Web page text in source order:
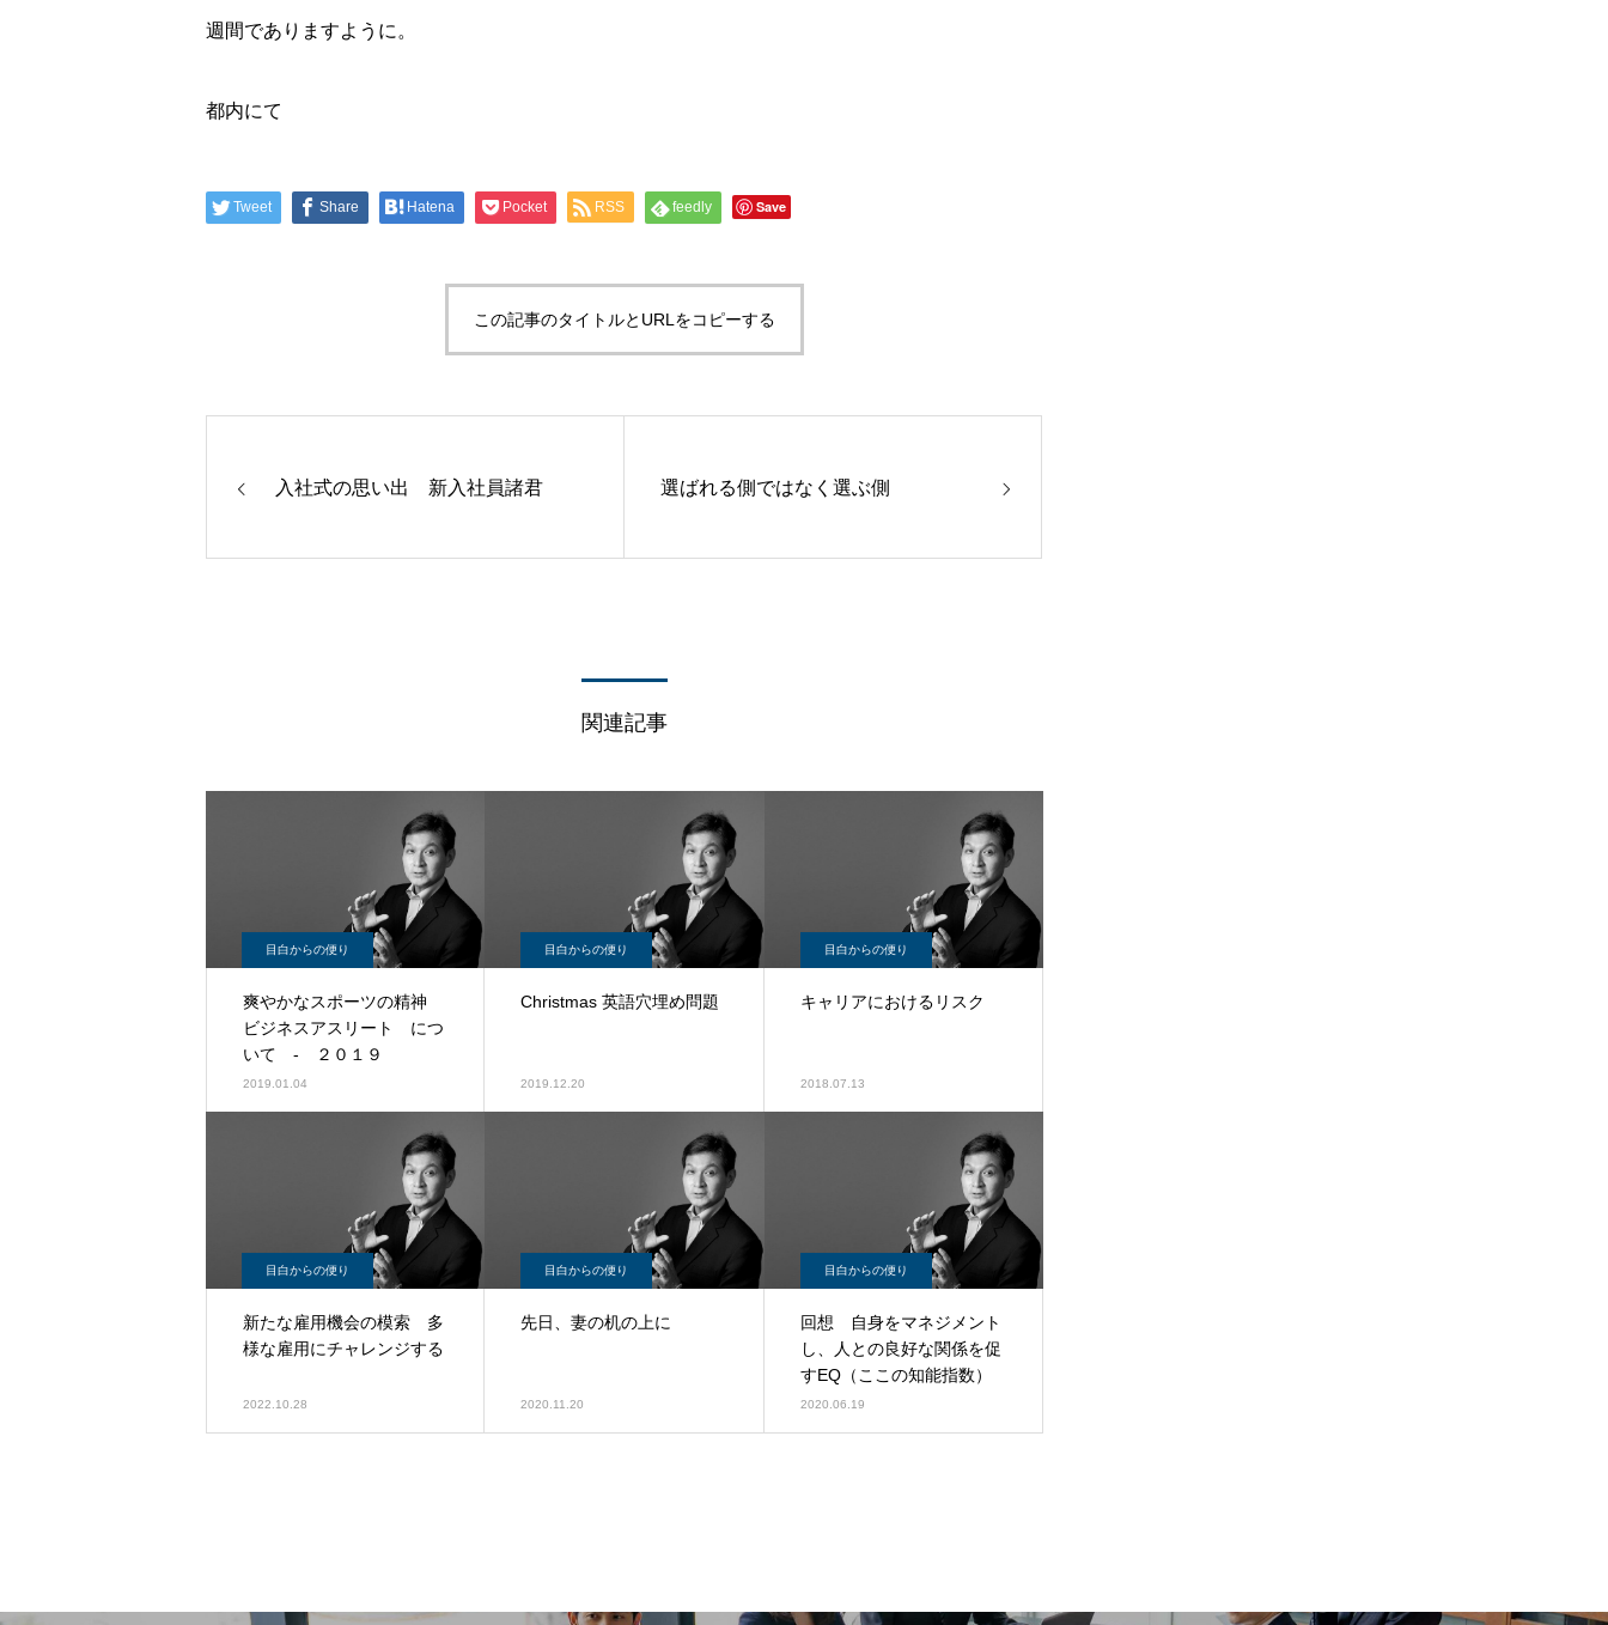
週間でありますように。
都内にて
Tweet Share Hatena Pocket RSS feedly Save
この記事のタイトルとURLをコピーする
入社式の思い出 新入社員諸君 選ばれる側ではなく選ぶ側
関連記事
目白からの便り
爽やかなスポーツの精神
ビジネスアスリート につ
いて - ２０１９
2019.01.04
目白からの便り
Christmas 英語穴埋め問題
2019.12.20
目白からの便り
キャリアにおけるリスク
2018.07.13
目白からの便り
新たな雇用機会の模索 多
様な雇用にチャレンジする
2022.10.28
目白からの便り
先日、妻の机の上に
2020.11.20
目白からの便り
回想 自身をマネジメント
し、人との良好な関係を促
すEQ（ここの知能指数）
2020.06.19